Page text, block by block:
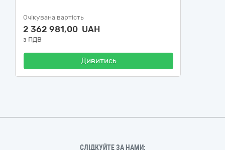
Очікувана вартість
2 362 981,00 UAH
з ПДВ
Дивитись
СЛІДКУЙТЕ ЗА НАМИ: